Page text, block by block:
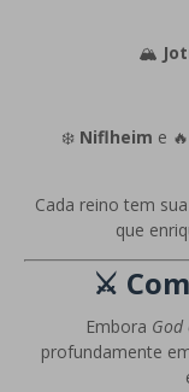
🏔️
❄️ Niflheim e 🔥
Cada reino tem
que
⚔️
Embora God
profundamente